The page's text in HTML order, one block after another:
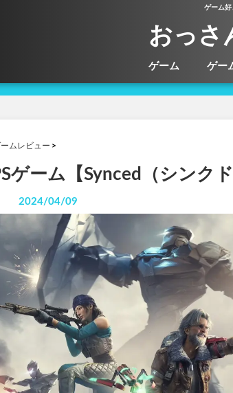
ゲーム好
おっさ
ゲーム ゲー
ムレビュー
ゲーム【Synced（シンク
2024/04/09